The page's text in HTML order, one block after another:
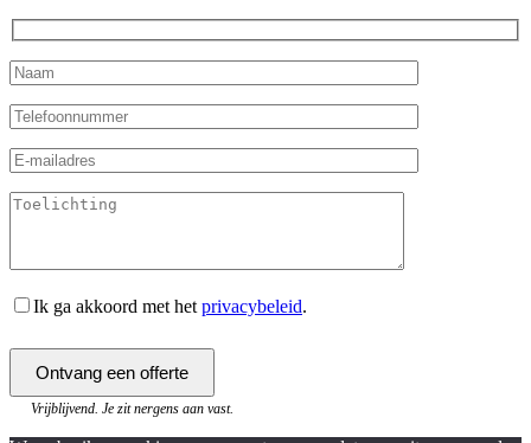
Ik ga akkoord met het privacybeleid.
Vrijblijvend. Je zit nergens aan vast.